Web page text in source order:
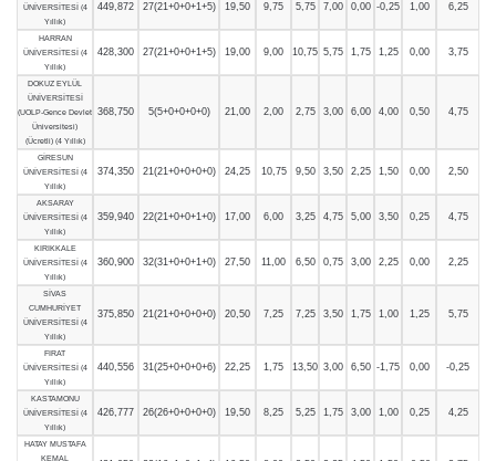
ÜNİVERSİTESİ (4
Yıllık)
449,872 27(21+0+0+1+5) 19,50 9,75 5,75 7,00 0,00 -0,25 1,00 6,25
HARRAN
ÜNİVERSİTESİ (4
Yıllık)
428,300 27(21+0+0+1+5) 19,00 9,00 10,75 5,75 1,75 1,25 0,00 3,75
DOKUZ EYLÜL
ÜNİVERSİTESİ
(UOLP-Gence Devlet
Üniversitesi)
(Ücretli) (4 Yıllık)
368,750 5(5+0+0+0+0) 21,00 2,00 2,75 3,00 6,00 4,00 0,50 4,75
GİRESUN
ÜNİVERSİTESİ (4
Yıllık)
374,350 21(21+0+0+0+0) 24,25 10,75 9,50 3,50 2,25 1,50 0,00 2,50
AKSARAY
ÜNİVERSİTESİ (4
Yıllık)
359,940 22(21+0+0+1+0) 17,00 6,00 3,25 4,75 5,00 3,50 0,25 4,75
KIRIKKALE
ÜNİVERSİTESİ (4
Yıllık)
360,900 32(31+0+0+1+0) 27,50 11,00 6,50 0,75 3,00 2,25 0,00 2,25
SİVAS
CUMHURİYET
ÜNİVERSİTESİ (4
Yıllık)
375,850 21(21+0+0+0+0) 20,50 7,25 7,25 3,50 1,75 1,00 1,25 5,75
FIRAT
ÜNİVERSİTESİ (4
Yıllık)
440,556 31(25+0+0+0+6) 22,25 1,75 13,50 3,00 6,50 -1,75 0,00 -0,25
KASTAMONU
ÜNİVERSİTESİ (4
Yıllık)
426,777 26(26+0+0+0+0) 19,50 8,25 5,25 1,75 3,00 1,00 0,25 4,25
HATAY MUSTAFA
KEMAL